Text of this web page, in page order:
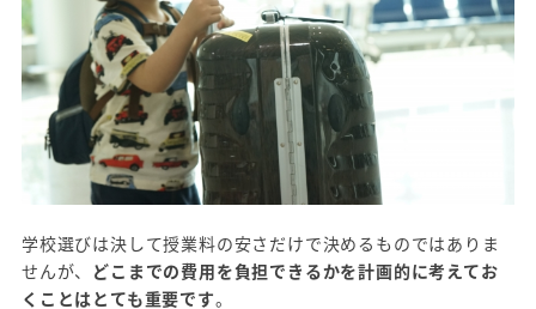
学校選びは決して授業料の安さだけで決めるものではありま
せんが、 どこまでの費用を負担できるかを計画的に考えてお
くことはとても重要です。